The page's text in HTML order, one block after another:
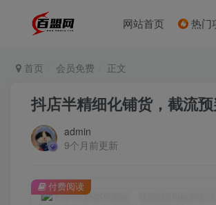
网站首页 热门
首页 会员免费 正文
抖店半精细化铺货，截流
admin
9个月前更新
付费阅读